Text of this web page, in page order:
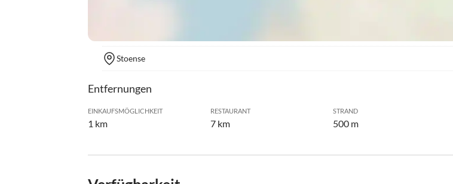
Stoense
Entfernungen
EINKAUFSMÖGLICHKEIT
1 km
RESTAURANT
7 km
STRAND
500 m